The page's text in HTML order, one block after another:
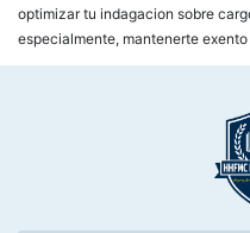
optimizar tu indagacion sobre
especialmente, mantenerte